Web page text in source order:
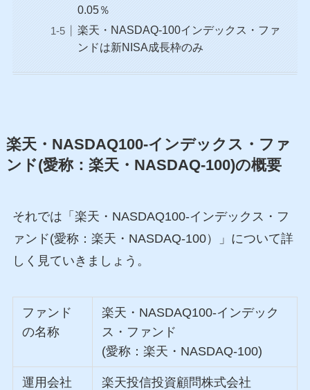
0.05％
楽天・NASDAQ-100インデックス・ファ
ンドは新NISA成長枠のみ
楽天・NASDAQ100-インデックス・ファ
ンド(愛称：楽天・NASDAQ-100)の概要
それでは「楽天・NASDAQ100-インデックス・フ
ァンド(愛称：楽天・NASDAQ-100）」について詳
しく見ていきましょう。
ファンド
の名称
楽天・NASDAQ100-インデック
ス・ファンド
(愛称：楽天・NASDAQ-100)
運用会社 楽天投信投資顧問株式会社